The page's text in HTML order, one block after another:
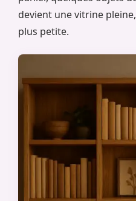
devient une vitrine
plus petite.